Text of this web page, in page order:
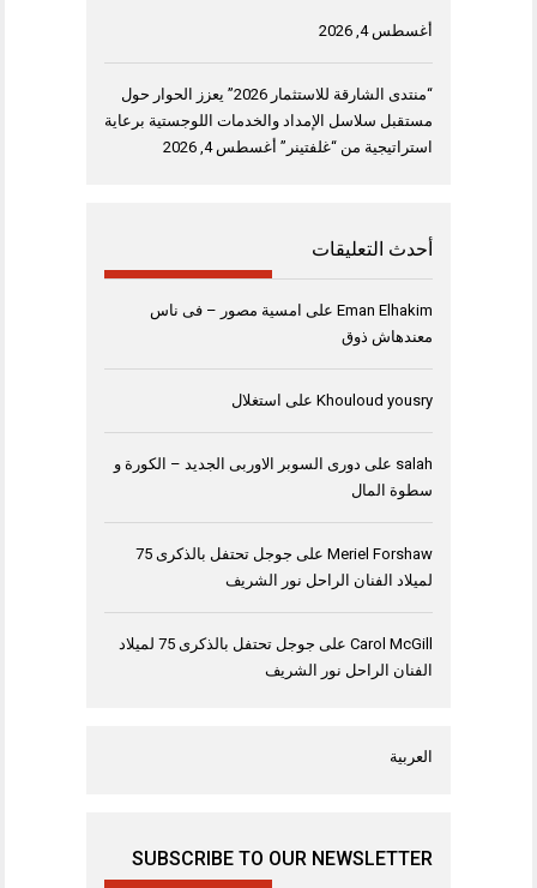
أغسطس 4, 2026
“منتدى الشارقة للاستثمار 2026” يعزز الحوار حول
مستقبل سلاسل الإمداد والخدمات اللوجستية برعاية
استراتيجية من “غلفتينر” أغسطس 4, 2026
أحدث التعليقات
Eman Elhakim على امسية مصور – فى ناس
معندهاش ذوق
Khouloud yousry على استغلال
salah على دورى السوبر الاوربى الجديد – الكورة و
سطوة المال
Meriel Forshaw على
جوجل تحتفل بالذكرى 75
لميلاد الفنان الراحل نور الشريف
Carol McGill على
جوجل تحتفل بالذكرى 75 لميلاد
الفنان الراحل نور الشريف
العربية
SUBSCRIBE TO OUR NEWSLETTER